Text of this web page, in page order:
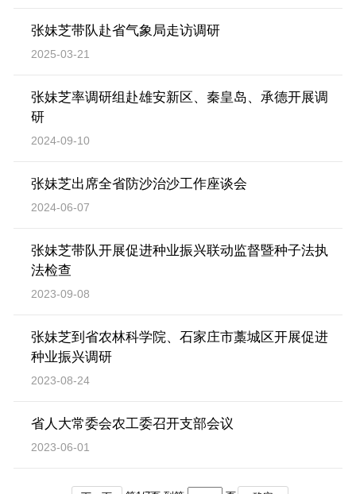
三、研究提出省人大常委会、省人大农业和
织实施；
彻实施情况进行执法检查、专题视察，开展执法
调研等，并提出报告；
五、为省人大常委会、省人大农业和农村委
员会听取和审议省政府农业农村方面工作报告做
好服务工作；
六、围绕中央和省委关于“三农”工作重大决
策部署的贯彻落实、农村改革发展中重大问题及
农民群众普遍关注的热点难点问题开展调查研
究，为省人大常委会、省人大农业和农村委员会
开展监督工作及决定重大事项提供依据；
张妹芝带队赴省气象局走访调研
2025-03-21
张妹芝率调研组赴雄安新区、秦皇岛、承德开展调
研
2024-09-10
张妹芝出席全省防沙治沙工作座谈会
2024-06-07
张妹芝带队开展促进种业振兴联动监督暨种子法执
法检查
2023-09-08
张妹芝到省农林科学院、石家庄市藁城区开展促进
种业振兴调研
2023-08-24
省人大常委会农工委召开支部会议
2023-06-01